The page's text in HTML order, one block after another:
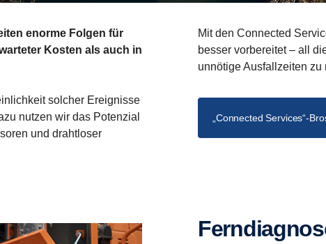
enorme Folgen für
Kosten als auch in
solcher Ereignisse
nutzen wir das Potenzial
und drahtloser
Mit den Connected
besser vorbereitet – all
unnötige Ausfallzeiten zu
„Connected Services“-